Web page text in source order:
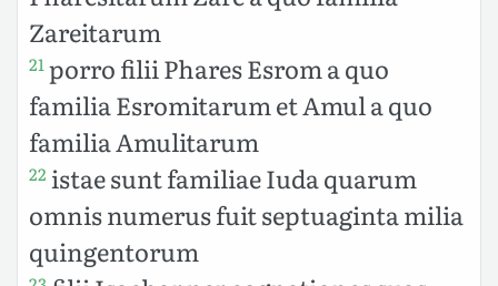
Zareitarum
21porro filii Phares Esrom a quo
familia Esromitarum et Amul a quo
familia Amulitarum
22 istae sunt familiae Iuda quarum
omnis numerus fuit septuaginta milia
quingentorum